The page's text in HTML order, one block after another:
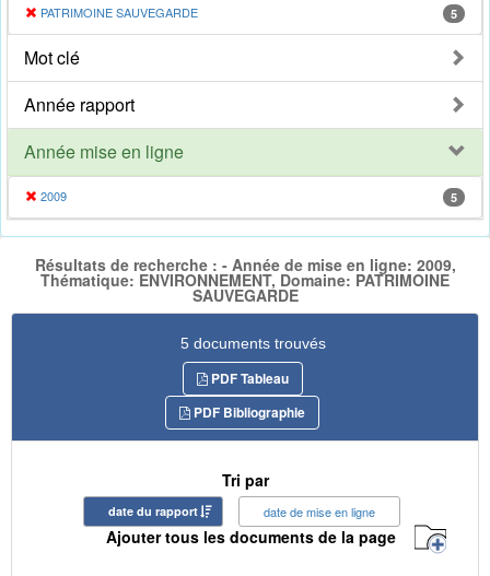
PATRIMOINE SAUVEGARDE 5
Mot clé
Année rapport
Année mise en ligne
2009 5
Résultats de recherche : - Année de mise en ligne: 2009,
Thématique: ENVIRONNEMENT, Domaine: PATRIMOINE
SAUVEGARDE
5 documents trouvés
PDF Tableau
PDF Bibliographie
Tri par
date du rapport date de mise en ligne
Ajouter tous les documents de la page